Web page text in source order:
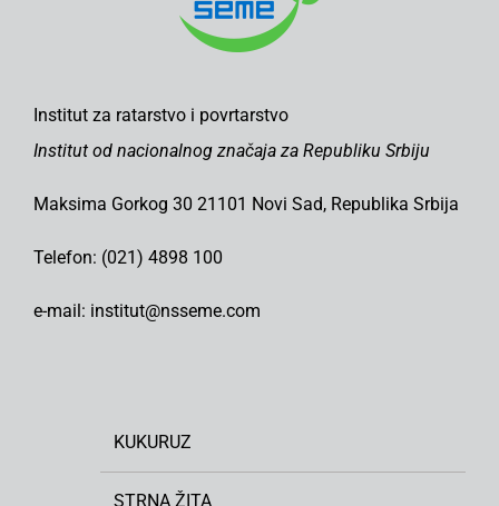
Institut za ratarstvo i povrtarstvo
Institut od nacionalnog značaja za Republiku Srbiju
Maksima Gorkog 30 21101 Novi Sad, Republika Srbija
Telefon: (021) 4898 100
e-mail: institut@nsseme.com
KUKURUZ
STRNA ŽITA